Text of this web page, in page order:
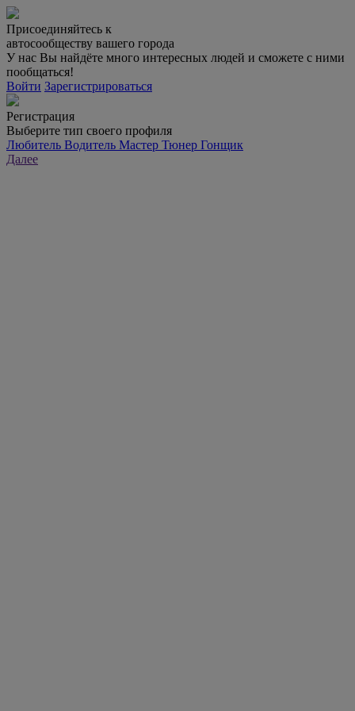
Присоединяйтесь к
автосообществу вашего города
У нас Вы найдёте много интересных людей и сможете с ними
пообщаться!
Войти Зарегистрироваться
Регистрация
Выберите тип своего профиля
Любитель Водитель Мастер Тюнер Гонщик
Далее